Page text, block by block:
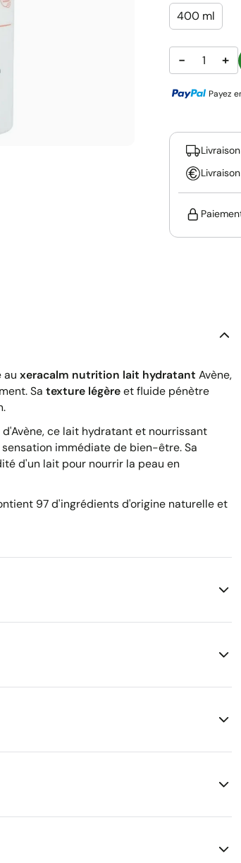
400 ml
− +
Payez
au xeracalm nutrition lait hydratant Avène,
Sa texture légèreet fluide pénètre
ce lait hydratant et nourrissant
immédiate de bien-être. Sa
d'un lait pour nourrir la peau en
97 d'ingrédients d'origine naturelle et